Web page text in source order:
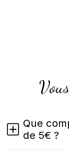
Que
de 5€ ?